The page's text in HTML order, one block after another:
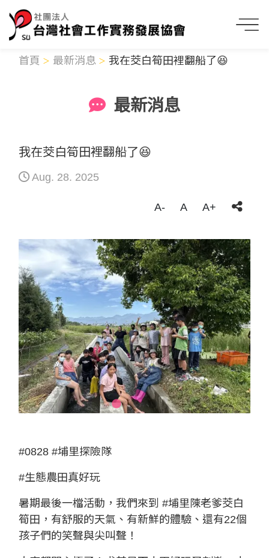
首頁 最新消息 我在茭白筍田裡翻船了😆
最新消息
我在茭白筍田裡翻船了😆
Aug. 28. 2025
A- A A+
#0828 #埔里探險隊
#生態農田真好玩
暑期最後一檔活動，我們來到 #埔里陳老爹茭白
筍田 ，有舒服的天氣、有新鮮的體驗、還有22個
孩子們的笑聲與尖叫聲！